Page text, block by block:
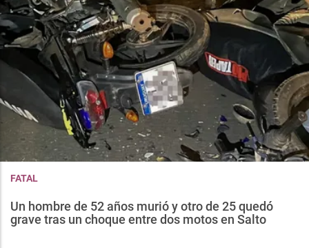
FATAL
Un hombre de 52 años murió y otro de 25 quedó
grave tras un choque entre dos motos en Salto